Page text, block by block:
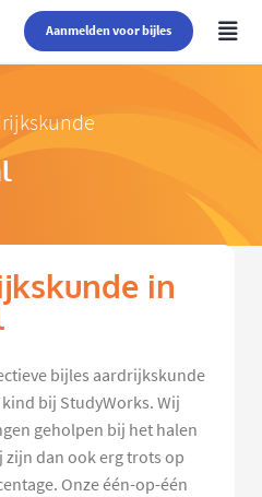
Aanmelden voor bijles
in
bijles aardrijkskunde
bij StudyWorks. Wij
geholpen bij het halen
zijn dan ook erg trots op
Onze één-op-één